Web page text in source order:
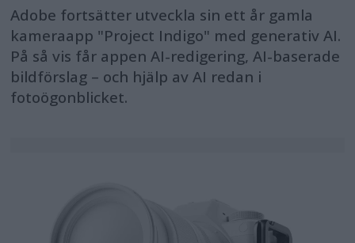
Adobe fortsätter utveckla sin ett år gamla
kameraapp "Project Indigo" med generativ AI.
På så vis får appen AI-redigering, AI-baserade
bildförslag – och hjälp av AI redan i
fotoögonblicket.